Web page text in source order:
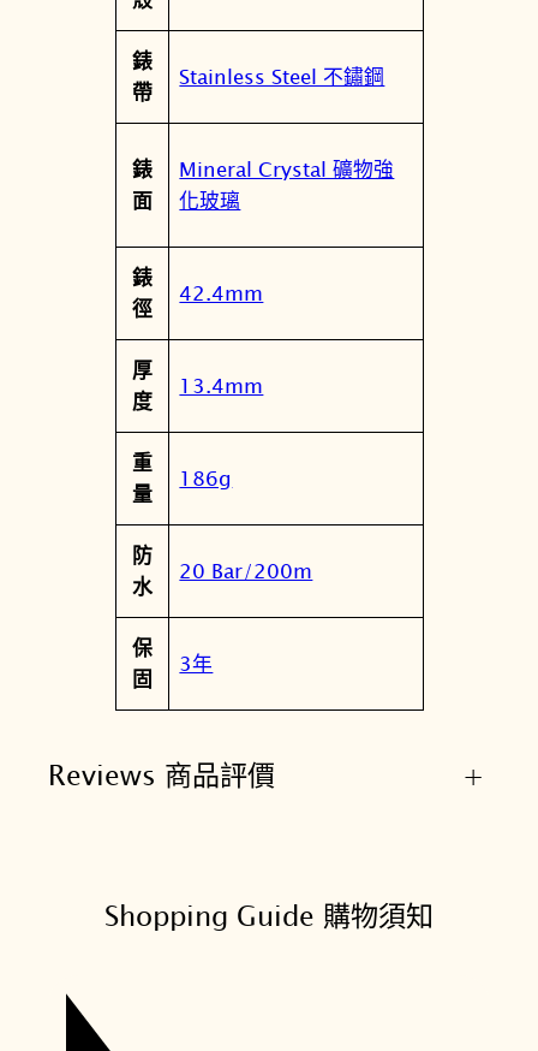
3
6
1
1
C
G
數
錶
帶
Stainless Steel 不鏽鋼
錶
面
Mineral Crystal 礦物強
化玻璃
錶
徑
42.4mm
厚
度
13.4mm
重
量
186g
防
水
20 Bar/200m
保
固
3年
Reviews 商品評價 +
Shopping Guide 購物須知